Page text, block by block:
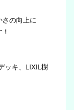
の向上に
ッキ、LIXIL樹